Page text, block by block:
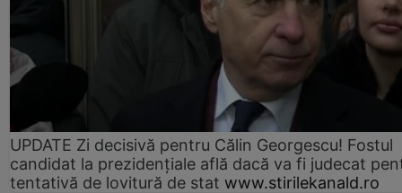
UPDATE Zi decisivă pentru Călin Georgescu! Fostul
candidat la prezidențiale află dacă va fi judecat
tentativă de lovitură de stat www.stirilekanald.ro